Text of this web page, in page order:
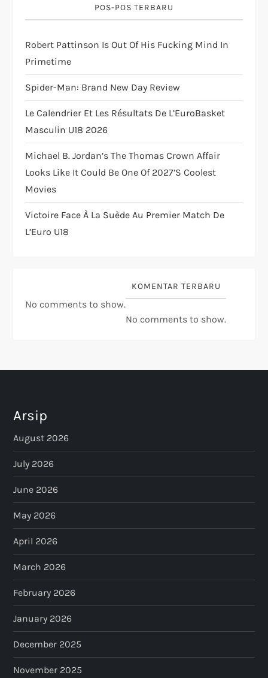
t
i
o
n
POS-POS TERBARU
Robert Pattinson Is Out Of His Fucking Mind In
Primetime
Spider-Man: Brand New Day Review
Le Calendrier Et Les Résultats De L’EuroBasket
Masculin U18 2026
Michael B. Jordan’s The Thomas Crown Affair
Looks Like It Could Be One Of 2027’s Coolest
Movies
Victoire Face À La Suède Au Premier Match De
L’Euro U18
No comments to show.
KOMENTAR TERBARU
No comments to show.
Arsip
August 2026
July 2026
June 2026
May 2026
April 2026
March 2026
February 2026
January 2026
December 2025
November 2025